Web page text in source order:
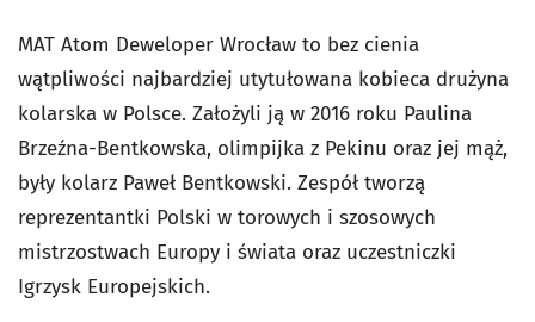
MAT Atom Deweloper Wrocław to bez cienia
wątpliwości najbardziej utytułowana kobieca drużyna
kolarska w Polsce. Założyli ją w 2016 roku Paulina
Brzeźna-Bentkowska, olimpijka z Pekinu oraz jej mąż,
były kolarz Paweł Bentkowski. Zespół tworzą
reprezentantki Polski w torowych i szosowych
mistrzostwach Europy i świata oraz uczestniczki
Igrzysk Europejskich.